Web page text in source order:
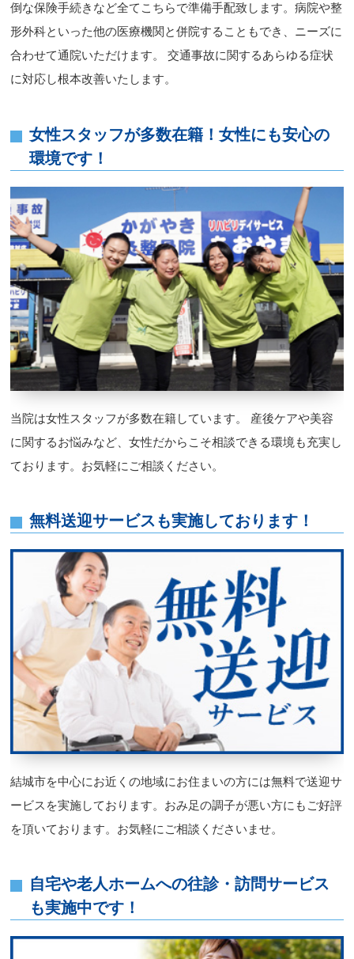
倒な保険手続きなど全てこちらで準備手配致します。病院や整
形外科といった他の医療機関と併院することもでき、ニーズに
合わせて通院いただけます。 交通事故に関するあらゆる症状
に対応し根本改善いたします。
女性スタッフが多数在籍！女性にも安心の
環境です！
当院は女性スタッフが多数在籍しています。 産後ケアや美容
に関するお悩みなど、女性だからこそ相談できる環境も充実し
ております。お気軽にご相談ください。
無料送迎サービスも実施しております！
結城市を中心にお近くの地域にお住まいの方には無料で送迎サ
ービスを実施しております。おみ足の調子が悪い方にもご好評
を頂いております。お気軽にご相談くださいませ。
自宅や老人ホームへの往診・訪問サービス
も実施中です！